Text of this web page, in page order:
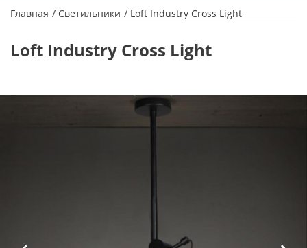
Главная Светильники Loft Industry Cross Light
Loft Industry Cross Light